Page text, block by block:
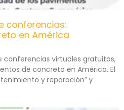
conferencias:
en América
conferencias virtuales gratuitas,
de concreto en América. El
y reparación” y